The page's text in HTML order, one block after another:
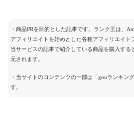
・商品PRを目的とした記事です。ランク王は、
アフィリエイトを始めとした各種アフィリエイト
当サービスの記事で紹介している商品を購入する
元されます。
・当サイトのコンテンツの一部は「gooランキン
す。